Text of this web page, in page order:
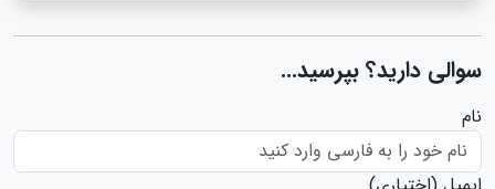
سوالی دارید؟ بپرسید...
نام